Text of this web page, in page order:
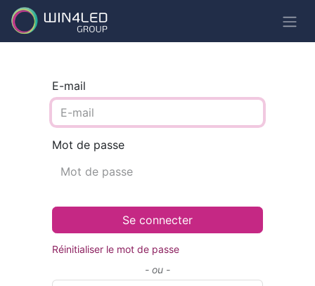
E-mail
Mot de passe
Se connecter
Réinitialiser le mot de passe
- ou -